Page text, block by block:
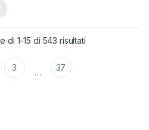
di 1-15 di 543 risultati
3 … 37